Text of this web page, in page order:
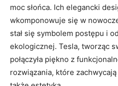
moc słońca. Ich elegancki
wkomponowuje się w
stał się symbolem postępu i
ekologicznej. Tesla, tworząc
połączyła piękno z
rozwiązania, które